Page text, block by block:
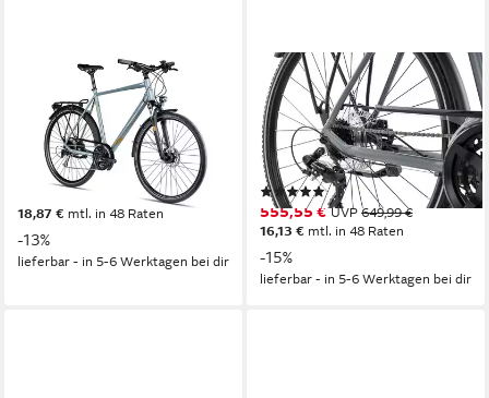
2R MANUFAKTUR
Trekkingrad TRS27
63 cm Rahmenhöhe
Gänge
120 kg Zul. Gesamtgewicht
649,99 € UVP
749,99 €
18,87 € mtl. in 48 Raten
-13%
lieferbar - in 5-6 Werktagen bei dir
2R MANUFAKTUR
Trekkingrad TRX21
51 cm Rahmenhöhe
21
Gänge
120 kg Zul. Gesamtgewicht
(2)
555,55 € UVP 649,99 €
16,13 € mtl. in 48 Raten
-15%
lieferbar - in 5-6 Werktagen bei dir